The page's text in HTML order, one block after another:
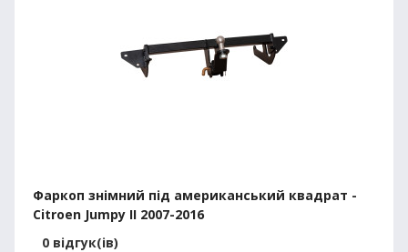
Фаркоп знімний під американський квадрат -
Citroen Jumpy II 2007-2016
0 відгук(ів)